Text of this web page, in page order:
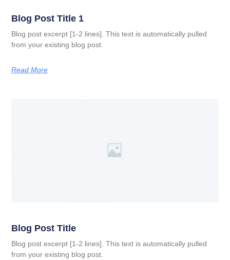
Blog Post Title 1
Blog post excerpt [1-2 lines]. This text is automatically pulled
from your existing blog post.
Read More
Blog Post Title
Blog post excerpt [1-2 lines]. This text is automatically pulled
from your existing blog post.